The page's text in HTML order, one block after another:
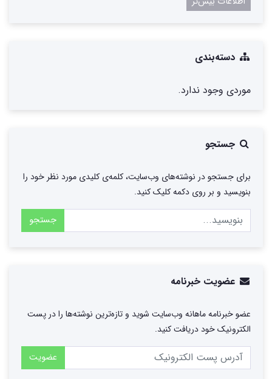
دسته‌بندی
موردی وجود ندارد.
جستجو
برای جستجو در نوشته‌های وب‌سایت، کلمه‌ی کلیدی مورد نظر خود را
بنویسید و بر روی دکمه کلیک کنید.
جستجو
عضویت خبرنامه
عضو خبرنامه ماهانه وب‌سایت شوید و تازه‌ترین نوشته‌ها را در پست
الکترونیک خود دریافت کنید.
عضویت